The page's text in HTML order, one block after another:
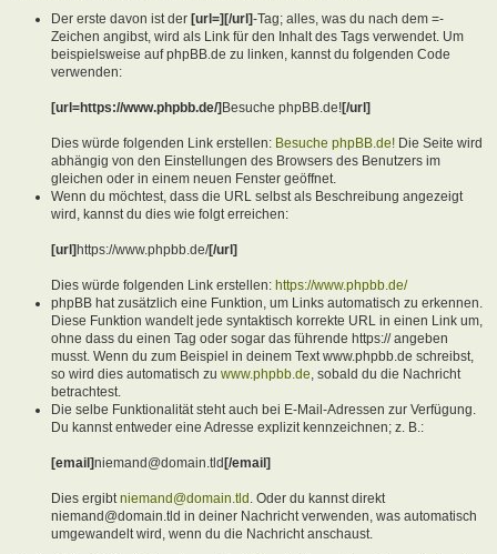
Der erste davon ist der [url=][/url]-Tag; alles, was du nach dem =-
Zeichen angibst, wird als Link für den Inhalt des Tags verwendet. Um
beispielsweise auf phpBB.de zu linken, kannst du folgenden Code
verwenden:
[url=https://www.phpbb.de/]Besuche phpBB.de![/url]
Dies würde folgenden Link erstellen: Besuche phpBB.de! Die Seite wird
abhängig von den Einstellungen des Browsers des Benutzers im
gleichen oder in einem neuen Fenster geöffnet.
Wenn du möchtest, dass die URL selbst als Beschreibung angezeigt
wird, kannst du dies wie folgt erreichen:
[url]https://www.phpbb.de/[/url]
Dies würde folgenden Link erstellen: https://www.phpbb.de/
phpBB hat zusätzlich eine Funktion, um Links automatisch zu erkennen.
Diese Funktion wandelt jede syntaktisch korrekte URL in einen Link um,
ohne dass du einen Tag oder sogar das führende https:// angeben
musst. Wenn du zum Beispiel in deinem Text www.phpbb.de schreibst,
so wird dies automatisch zu www.phpbb.de, sobald du die Nachricht
betrachtest.
Die selbe Funktionalität steht auch bei E-Mail-Adressen zur Verfügung.
Du kannst entweder eine Adresse explizit kennzeichnen; z. B.:
[email]niemand@domain.tld[/email]
Dies ergibtniemand@domain.tld. Oder du kannst direkt
niemand@domain.tld in deiner Nachricht verwenden, was automatisch
umgewandelt wird, wenn du die Nachricht anschaust.